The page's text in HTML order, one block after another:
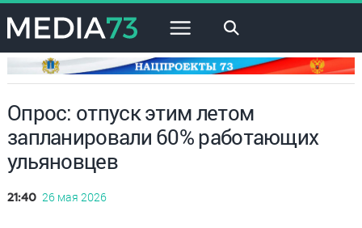
×
Опрос: отпуск этим летом
запланировали 60% работающих
ульяновцев
21:40 26 мая 2026